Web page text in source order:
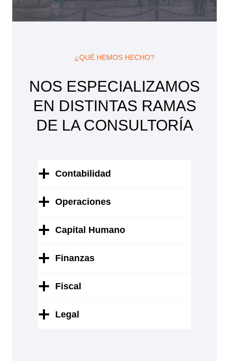
¿QUÉ HEMOS HECHO?
NOS ESPECIALIZAMOS
EN DISTINTAS RAMAS
DE LA CONSULTORÍA
Contabilidad
Operaciones
Capital Humano
Finanzas
Fiscal
Legal